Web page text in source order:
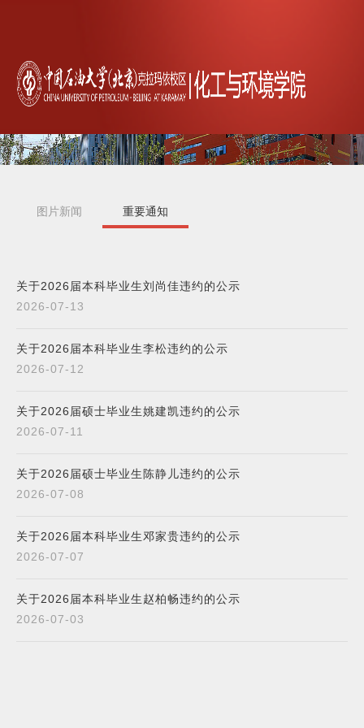
图片新闻 重要通知
关于2026届本科毕业生刘尚佳违约的公示
2026-07-13
关于2026届本科毕业生李松违约的公示
2026-07-12
关于2026届硕士毕业生姚建凯违约的公示
2026-07-11
关于2026届硕士毕业生陈静儿违约的公示
2026-07-08
关于2026届本科毕业生邓家贵违约的公示
2026-07-07
关于2026届本科毕业生赵柏畅违约的公示
2026-07-03